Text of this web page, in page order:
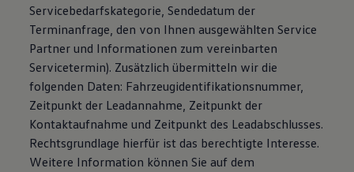
Servicebedarfskategorie, Sendedatum der
Terminanfrage, den von Ihnen ausgewählten Service
Partner und Informationen zum vereinbarten
Servicetermin). Zusätzlich übermitteln wir die
folgenden Daten: Fahrzeugidentifikationsnummer,
Zeitpunkt der Leadannahme, Zeitpunkt der
Kontaktaufnahme und Zeitpunkt des Leadabschlusses.
Rechtsgrundlage hierfür ist das berechtigte Interesse.
Weitere Information können Sie auf dem